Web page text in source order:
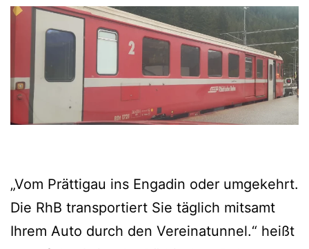
„Vom Prättigau ins Engadin oder umgekehrt.
Die RhB transportiert Sie täglich mitsamt
Ihrem Auto durch den Vereinatunnel.“ heißt